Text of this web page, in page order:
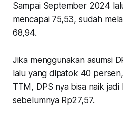
Sampai September 2024
mencapai 75,53, sudah
68,94.
Jika menggunakan asumsi
lalu yang dipatok 40
TTM, DPS nya bisa naik
sebelumnya Rp27,57.